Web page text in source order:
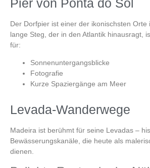
Pier von Ponta do Sol
Der Dorfpier ist einer der ikonischsten Orte
lange Steg, der in den Atlantik hinausragt,
für:
Sonnenuntergangsblicke
Fotografie
Kurze Spaziergänge am Meer
Levada-Wanderwege
Madeira ist berühmt für seine Levadas –
Bewässerungskanäle, die heute als
dienen.